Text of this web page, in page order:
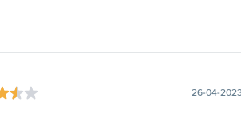
26-04-2023